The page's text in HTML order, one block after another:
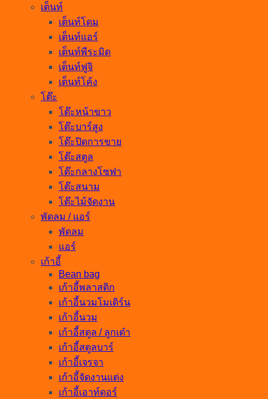
เต็นท์
เต็นท์โดม
เต็นท์แอร์
เต็นท์พีระมิด
เต็นท์ฟูจิ
เต็นท์โค้ง
โต๊ะ
โต๊ะหน้าขาว
โต๊ะบาร์สูง
โต๊ะปิดการขาย
โต๊ะสตูล
โต๊ะกลางโซฟา
โต๊ะสนาม
โต๊ะไม้จัดงาน
พัดลม / แอร์
พัดลม
แอร์
เก้าอี้
Bean bag
เก้าอี้พลาสติก
เก้าอี้นวมโมเดิร์น
เก้าอี้นวม
เก้าอี้สตูล / ลูกเต๋า
เก้าอี้สตูลบาร์
เก้าอี้เจรจา
เก้าอี้จัดงานแต่ง
เก้าอี้เอาท์ดอร์